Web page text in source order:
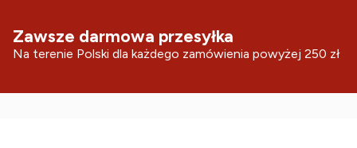
Zawsze darmowa przesyłka
Na terenie Polski dla każdego zamówienia powyżej 250 zł